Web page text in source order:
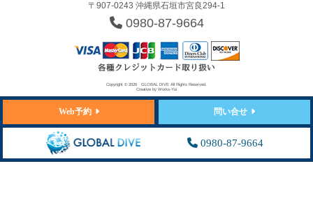
〒907-0243 沖縄県石垣市宮良294-1
0980-87-9664
Copyright © 2026 GLOBAL DIVE All Rights Reserved.
Creative by Works-Yui
Web予約 問い合せ
0980-87-9664